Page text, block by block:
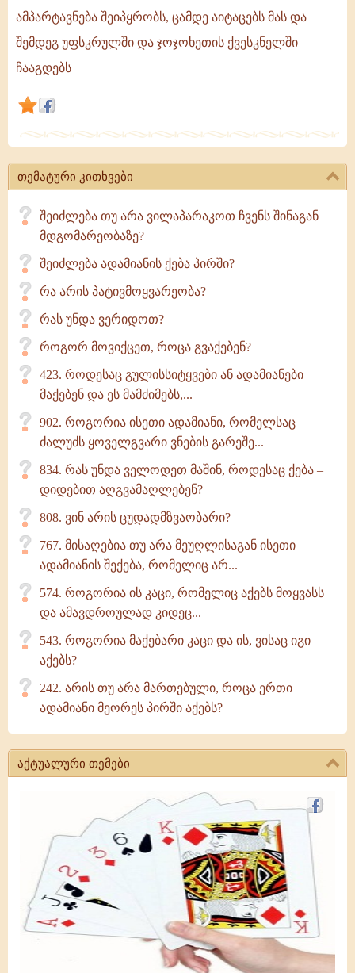
ამპარტავნება შეიპყრობს, ცამდე აიტაცებს მას და
შემდეგ უფსკრულში და ჯოჯოხეთის ქვესკნელში
ჩააგდებს
თემატური კითხვები
შეიძლება თუ არა ვილაპარაკოთ ჩვენს შინაგან
მდგომარეობაზე?
შეიძლება ადამიანის ქება პირში?
რა არის პატივმოყვარეობა?
რას უნდა ვერიდოთ?
როგორ მოვიქცეთ, როცა გვაქებენ?
423. როდესაც გულისსიტყვები ან ადამიანები
მაქებენ და ეს მამძიმებს,...
902. როგორია ისეთი ადამიანი, რომელსაც
ძალუძს ყოველგვარი ვნების გარეშე...
834. რას უნდა ველოდეთ მაშინ, როდესაც ქება –
დიდებით აღგვამაღლებენ?
808. ვინ არის ცუდადმზვაობარი?
767. მისაღებია თუ არა მეუღლისაგან ისეთი
ადამიანის შექება, რომელიც არ...
574. როგორია ის კაცი, რომელიც აქებს მოყვასს
და ამავდროულად კიდეც...
543. როგორია მაქებარი კაცი და ის, ვისაც იგი
აქებს?
242. არის თუ არა მართებული, როცა ერთი
ადამიანი მეორეს პირში აქებს?
აქტუალური თემები